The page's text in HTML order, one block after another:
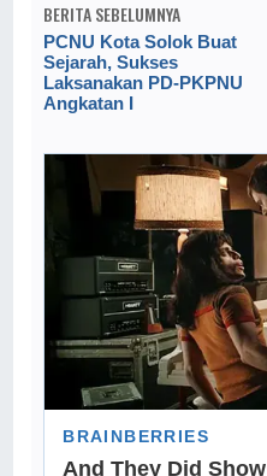
BERITA SEBELUMNYA
PCNU Kota Solok Buat
Sejarah, Sukses
Laksanakan PD-PKPNU
Angkatan I